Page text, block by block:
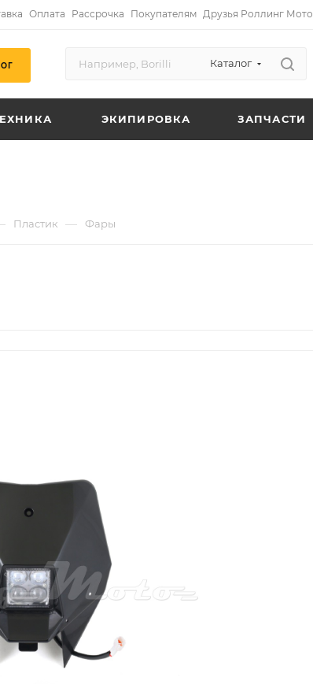
Оплата Рассрочка Покупателям Друзья Роллинг Мото
Каталог
ЭКИПИРОВКА ЗАПЧАСТИ
Пластик — Фары